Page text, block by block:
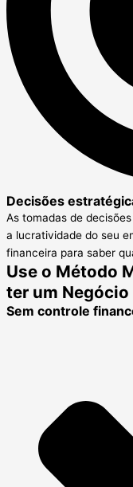
Decisões
As tomadas de
a lucratividade do seu
financeira para saber
Use o Método
ter um
Sem controle